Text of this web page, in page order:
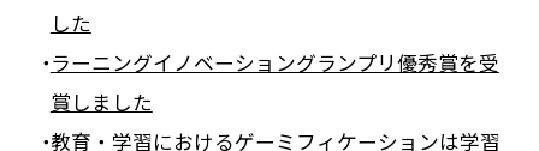
した
ラーニングイノベーショングランプリ優秀賞を受
賞しました
教育・学習におけるゲーミフィケーションは学習